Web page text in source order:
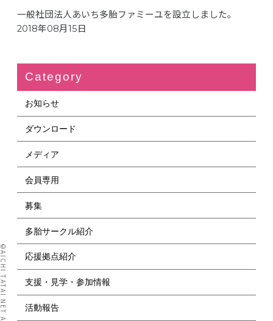
一般社団法人あいち多胎ファミーユを設立しました。
2018年08月15日
Category
お知らせ
ダウンロード
メディア
会員専用
募集
多胎サークル紹介
応援拠点紹介
支援・見学・参加情報
活動報告